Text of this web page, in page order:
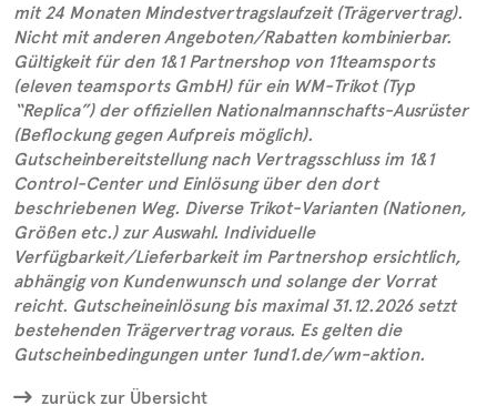
mit 24 Monaten Mindestvertragslaufzeit (Trägervertrag).
Nicht mit anderen Angeboten/Rabatten kombinierbar.
Gültigkeit für den 1&1 Partnershop von 11teamsports
(eleven teamsports GmbH) für ein WM-Trikot (Typ
“Replica”) der offiziellen Nationalmannschafts-Ausrüster
(Beflockung gegen Aufpreis möglich).
Gutscheinbereitstellung nach Vertragsschluss im 1&1
Control-Center und Einlösung über den dort
beschriebenen Weg. Diverse Trikot-Varianten (Nationen,
Größen etc.) zur Auswahl. Individuelle
Verfügbarkeit/Lieferbarkeit im Partnershop ersichtlich,
abhängig von Kundenwunsch und solange der Vorrat
reicht. Gutscheineinlösung bis maximal 31.12.2026 setzt
bestehenden Trägervertrag voraus. Es gelten die
Gutscheinbedingungen unter 1und1.de/wm-aktion.
zurück zur Übersicht